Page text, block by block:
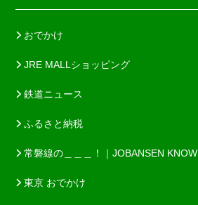
おでかけ
JRE MALLショッピング
鉄道ニュース
ふるさと納税
常磐線の＿＿＿！｜JOBANSEN KNOW
東京 おでかけ